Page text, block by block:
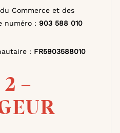
Commerce et des
numéro : 903 588 010
: FR5903588010
–